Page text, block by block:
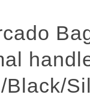
Black/